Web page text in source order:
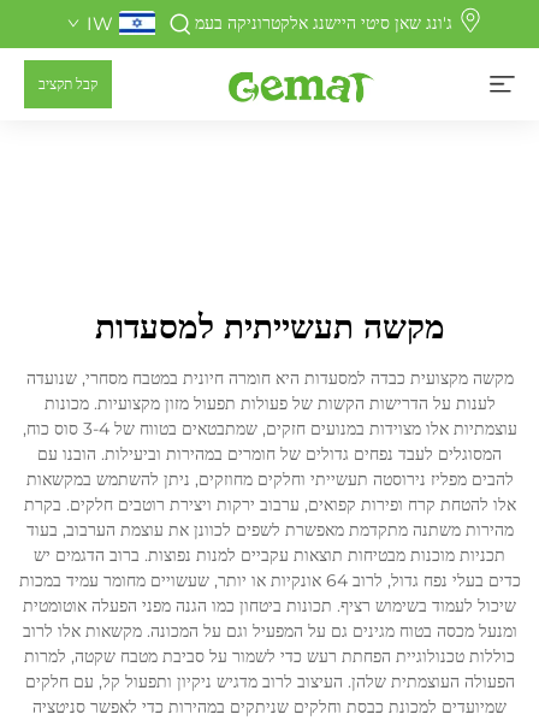
ג'ונג שאן סיטי היישנג אלקטרוניקה בעמ IW
קבל תקציב
מקשה תעשייתית למסעדות
מקשה מקצועית כבדה למסעדות היא חומרה חיונית במטבח מסחרי, שנועדה
לענות על הדרישות הקשות של פעולות תפעול מזון מקצועיות. מכונות
עוצמתיות אלו מצוידות במנועים חזקים, שמתבטאים בטווח של 3-4 סוס כוח,
המסוגלים לעבד נפחים גדולים של חומרים במהירות וביעילות. הובנו עם
להבים מפליז נירוסטה תעשייתי וחלקים מחוזקים, ניתן להשתמש במקשאות
אלו להטחת קרח ופירות קפואים, ערבוב ירקות ויצירת רוטבים חלקים. בקרת
מהירות משתנה מתקדמת מאפשרת לשפים לכוונן את עוצמת הערבוב, בעוד
תכניות מוכנות מבטיחות תוצאות עקביים למנות נפוצות. ברוב הדגמים יש
כדים בעלי נפח גדול, לרוב 64 אונקיות או יותר, שעשויים מחומר עמיד במכות
שיכול לעמוד בשימוש רציף. תכונות ביטחון כמו הגנה מפני הפעלה אוטומטית
ומנעל מכסה בטוח מגינים גם על המפעיל וגם על המכונה. מקשאות אלו לרוב
כוללות טכנולוגיית הפחתת רעש כדי לשמור על סביבת מטבח שקטה, למרות
הפעולה העוצמתית שלהן. העיצוב לרוב מדגיש ניקיון ותפעול קל, עם חלקים
שמיועדים למכונת כבסת וחלקים שניתקים במהירות כדי לאפשר סניטציה